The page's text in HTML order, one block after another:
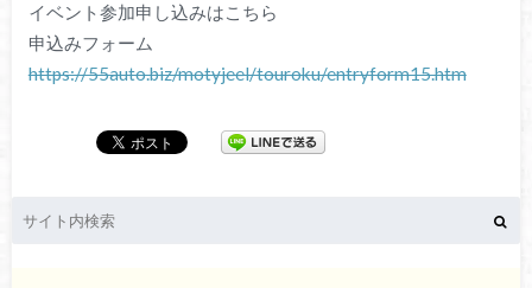
イベント参加申し込みはこちら
申込みフォーム
https://55auto.biz/motyjeel/touroku/entryform15.htm